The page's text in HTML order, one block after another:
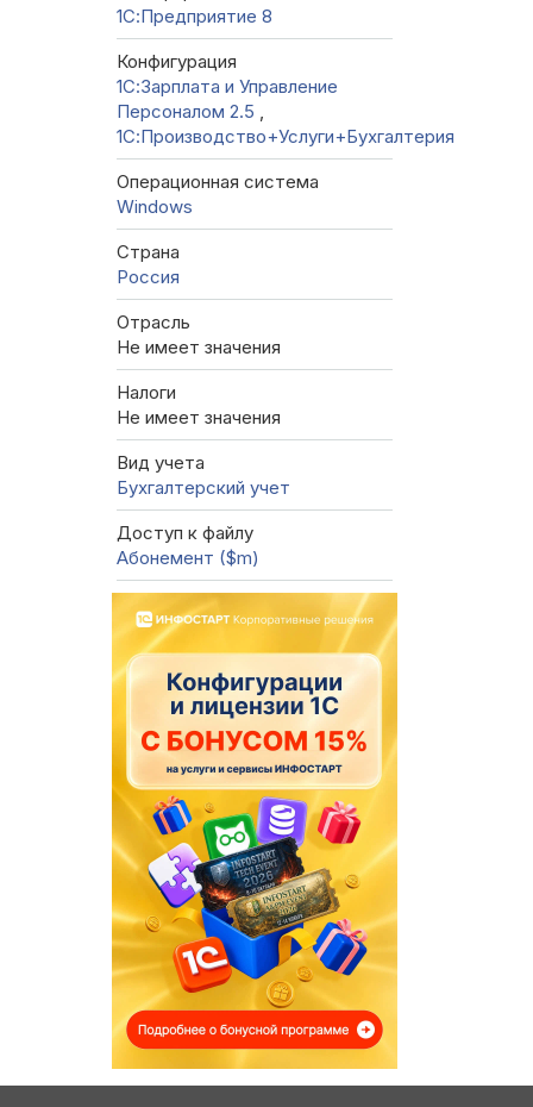
1С:Предприятие 8
Конфигурация
1С:Зарплата и Управление
Персоналом 2.5 ,
1С:Производство+Услуги+Бухгалтерия
Операционная система
Windows
Страна
Россия
Отрасль
Не имеет значения
Налоги
Не имеет значения
Вид учета
Бухгалтерский учет
Доступ к файлу
Абонемент ($m)